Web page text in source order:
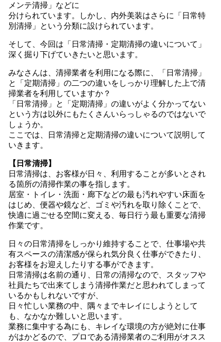
メンテ清掃」などに
分けられています。しかし、内外美装はさらに「日常特
別清掃」という分類に設けられています。
そして、今回は「日常清掃・定期清掃の違いについて」
深く掘り下げていきたいと思います。
みなさんは、清掃業者を利用になる際に、「日常清掃」
と「定期清掃」の二つの違いをしっかり理解した上で清
掃業者を利用していますか？
「日常清掃」と「定期清掃」の違いがよく分かってない
という方は以外にもたくさんいらっしゃるのではないで
しょうか。
ここでは、日常清掃と定期清掃の違いについて説明して
いきます。
【日常清掃】
日常清掃は、お客様が日々、利用することが多いとされ
る箇所の清掃作業の事を指します。
居室・トイレ・洗面・廊下などの最も汚れやすい床面を
はじめ、便器や鏡など、ゴミや汚れを取り除くことで、
快適に過ごせる空間に変える、毎日行う最も重要な清掃
作業です。
日々の日常清掃をしっかり維持することで、仕事場や共
有スペースの清潔感が保られ気分良く仕事ができたり、
お客様をお迎えしたりする事ができます。
日常清掃は名前の通り、日常の清掃なので、スタッフや
社員たちで出来てしまう清掃作業だと思われてしまって
いるかもしれないですが、
日々忙しい業務の中、隅々までキレイにしようとして
も、なかなか難しいと思います。
業務に集中する為にも、キレイな環境の方が絶対に仕事
がはかどるので、プロである清掃業者のご利用がオスス